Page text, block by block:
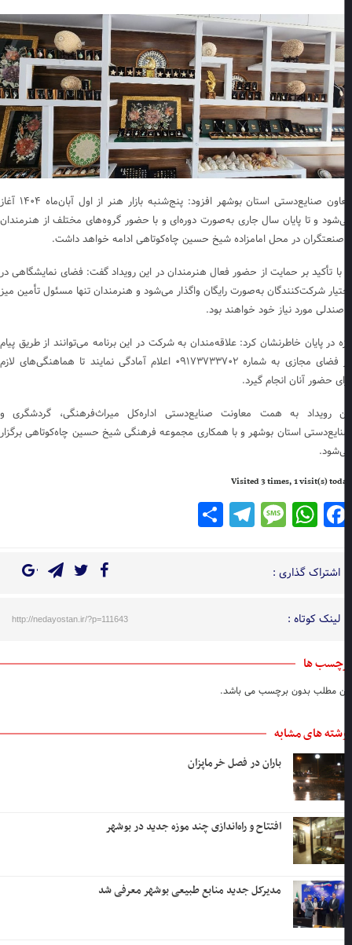
معاون صنایع‌دستی استان بوشهر افزود: پنج‌شنبه بازار هنر از اول آبان‌ماه ۱۴۰۴ آغاز
و تا پایان سال جاری به‌صورت دوره‌ای و با حضور گروه‌های مختلف از هنرمندان
در محل امامزاده شیخ حسین چاه‌کوتاهی ادامه خواهد داشت.
با تأکید بر حمایت از حضور فعال هنرمندان در این رویداد گفت: فضای نمایشگاهی در
شرکت‌کنندگان به‌صورت رایگان واگذار می‌شود و هنرمندان تنها مسئول تأمین میز
مورد نیاز خود خواهند بود.
در پایان خاطرنشان کرد: علاقه‌مندان به شرکت در این برنامه می‌توانند از طریق پیام
در فضای مجازی به شماره ۰۹۱۷۳۷۳۳۷۰۲ اعلام آمادگی نمایند تا هماهنگی‌های لازم
حضور آنان انجام گیرد.
رویداد به همت معاونت صنایع‌دستی اداره‌کل میراث‌فرهنگی، گردشگری و
استان بوشهر و با همکاری مجموعه فرهنگی شیخ حسین چاه‌کوتاهی برگزار
Visited 3 times, 1 visit(s)
Facebook
WhatsApp
Message
Telegram
Share
اشتراک گذاری :
لینک کوتاه : http://nedayostan.ir/?p=111643
ها
مطلب بدون برچسب می باشد.
های مشابه
باران در فصل خرماپزان
افتتاح و راه‌اندازی چند موزه جدید در بوشهر
مدیرکل جدید منابع طبیعی بوشهر معرفی شد